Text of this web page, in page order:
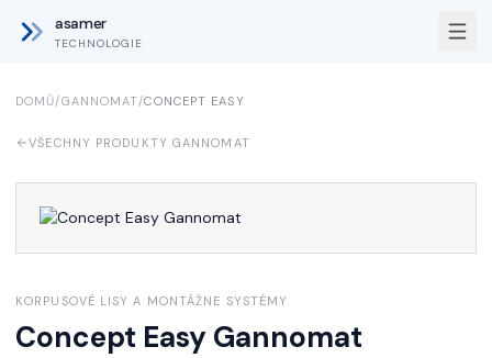
asamer
TECHNOLOGIE
DOMŮ/GANNOMAT/CONCEPT EASY
VŠECHNY PRODUKTY GANNOMAT
KORPUSOVÉ LISY A MONTÁŽNE SYSTÉMY
Concept Easy Gannomat